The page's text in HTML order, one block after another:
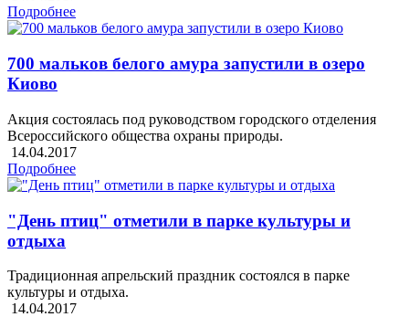
Подробнее
700 мальков белого амура запустили в озеро
Киово
Акция состоялась под руководством городского отделения
Всероссийского общества охраны природы.
14.04.2017
Подробнее
"День птиц" отметили в парке культуры и
отдыха
Традиционная апрельский праздник состоялся в парке
культуры и отдыха.
14.04.2017